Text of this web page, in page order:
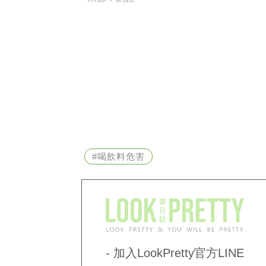
#喝飲料危害
- 加入LookPretty官方LINE